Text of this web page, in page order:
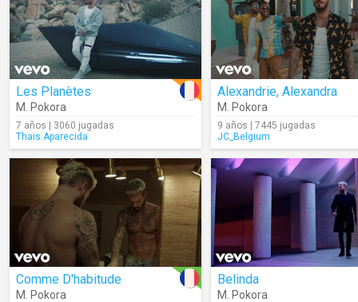
Les Planètes
M. Pokora
7 años | 3060 jugadas
Thais.Aparecida
Alexandrie, Alexandra
M. Pokora
9 años | 7445 jugadas
JC_Belgium
Comme D'habitude
M. Pokora
Belinda
M. Pokora